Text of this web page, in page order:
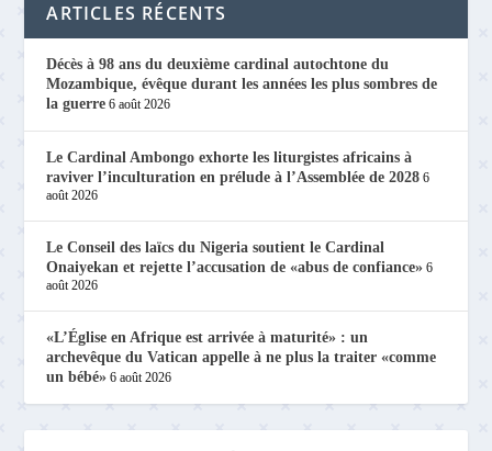
ARTICLES RÉCENTS
Décès à 98 ans du deuxième cardinal autochtone du
Mozambique, évêque durant les années les plus sombres de
la guerre 6 août 2026
Le Cardinal Ambongo exhorte les liturgistes africains à
raviver l’inculturation en prélude à l’Assemblée de 2028 6
août 2026
Le Conseil des laïcs du Nigeria soutient le Cardinal
Onaiyekan et rejette l’accusation de «abus de confiance» 6
août 2026
«L’Église en Afrique est arrivée à maturité» : un
archevêque du Vatican appelle à ne plus la traiter «comme
un bébé» 6 août 2026